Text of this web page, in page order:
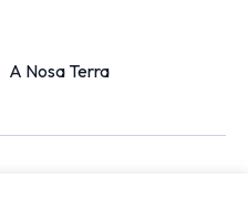
A Nosa Terra